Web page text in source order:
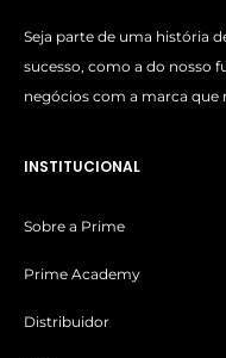
Seja parte de uma história
sucesso, como a do nosso
negócios com a marca que
INSTITUCIONAL
Sobre a Prime
Prime Academy
Distribuidor